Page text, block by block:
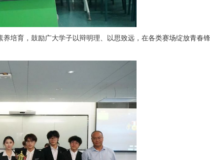
培育，鼓励广大学子以辩明理、以思致远，在各类赛场绽放青春